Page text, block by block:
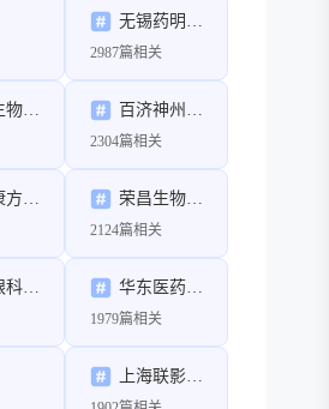
无锡药明康德新药开发股份有限公司
2987篇相关
信达生物制药（苏州）有限公司 百济神州（北京）生物科技有限公司
2304篇相关
中山康方生物医药有限公司 荣昌生物制药（烟台）股份有限公司
2124篇相关
爱尔眼科医院集团股份有限公司 华东医药股份有限公司
1979篇相关
上海联影医疗科技股份有限公司